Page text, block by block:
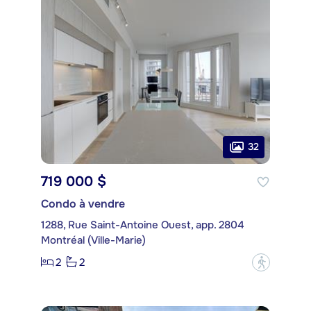
32
719 000 $
Condo à vendre
1288, Rue Saint-Antoine Ouest, app. 2804
Montréal (Ville-Marie)
2
2 ?